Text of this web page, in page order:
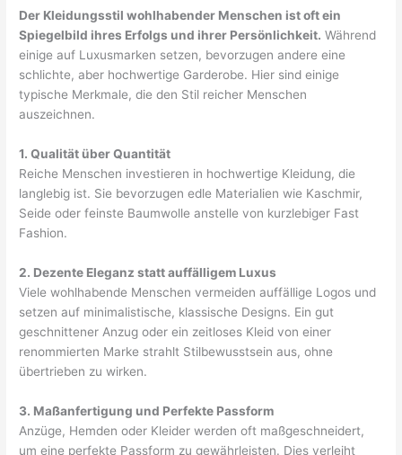
Der Kleidungsstil wohlhabender Menschen ist oft ein
Spiegelbild ihres Erfolgs und ihrer Persönlichkeit. Während
einige auf Luxusmarken setzen, bevorzugen andere eine
schlichte, aber hochwertige Garderobe. Hier sind einige
typische Merkmale, die den Stil reicher Menschen
auszeichnen.
1. Qualität über Quantität
Reiche Menschen investieren in hochwertige Kleidung, die
langlebig ist. Sie bevorzugen edle Materialien wie Kaschmir,
Seide oder feinste Baumwolle anstelle von kurzlebiger Fast
Fashion.
2. Dezente Eleganz statt auffälligem Luxus
Viele wohlhabende Menschen vermeiden auffällige Logos und
setzen auf minimalistische, klassische Designs. Ein gut
geschnittener Anzug oder ein zeitloses Kleid von einer
renommierten Marke strahlt Stilbewusstsein aus, ohne
übertrieben zu wirken.
3. Maßanfertigung und Perfekte Passform
Anzüge, Hemden oder Kleider werden oft maßgeschneidert,
um eine perfekte Passform zu gewährleisten. Dies verleiht